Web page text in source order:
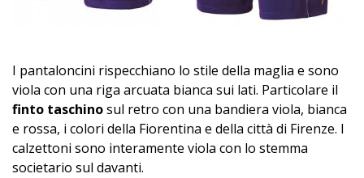
I pantaloncini rispecchiano lo stile della maglia e sono
viola con una riga arcuata bianca sui lati. Particolare il
finto taschinosul retro con una bandiera viola, bianca
e rossa, i colori della Fiorentina e della città di Firenze. I
calzettoni sono interamente viola con lo stemma
societario sul davanti.